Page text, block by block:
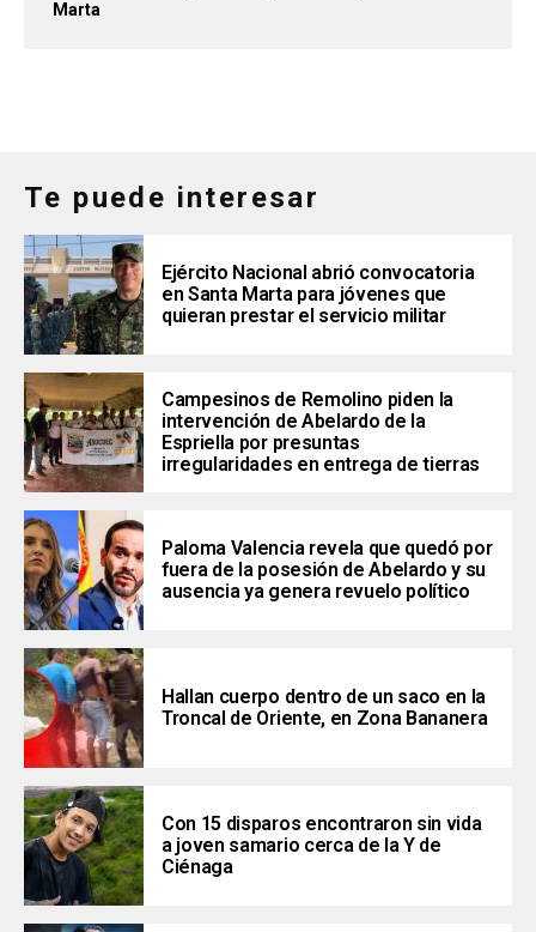
Marta
Te puede interesar
Ejército Nacional abrió convocatoria
en Santa Marta para jóvenes que
quieran prestar el servicio militar
Campesinos de Remolino piden la
intervención de Abelardo de la
Espriella por presuntas
irregularidades en entrega de tierras
Paloma Valencia revela que quedó por
fuera de la posesión de Abelardo y su
ausencia ya genera revuelo político
Hallan cuerpo dentro de un saco en la
Troncal de Oriente, en Zona Bananera
Con 15 disparos encontraron sin vida
a joven samario cerca de la Y de
Ciénaga